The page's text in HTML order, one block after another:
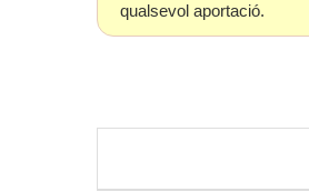
qualsevol aportació.